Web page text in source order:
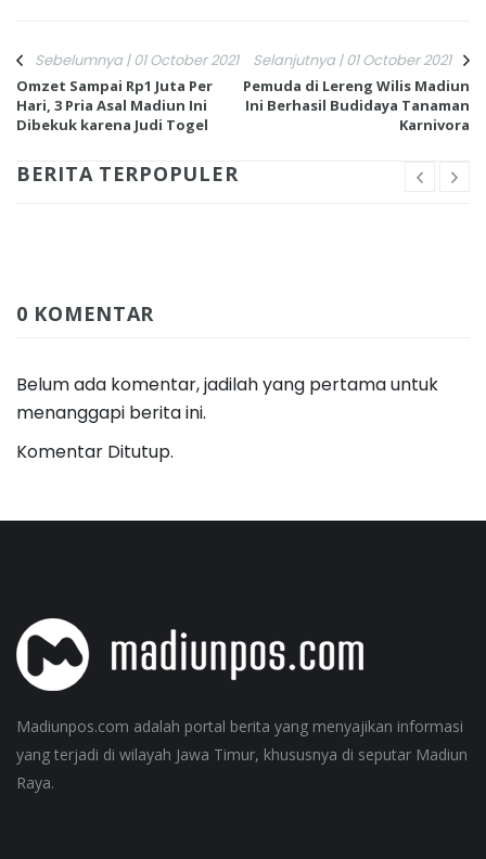
Sebelumnya | 01 October 2021
Omzet Sampai Rp1 Juta Per
Hari, 3 Pria Asal Madiun Ini
Dibekuk karena Judi Togel
Selanjutnya | 01 October 2021
Pemuda di Lereng Wilis Madiun
Ini Berhasil Budidaya Tanaman
Karnivora
BERITA TERPOPULER
0 KOMENTAR
Belum ada komentar, jadilah yang pertama untuk
menanggapi berita ini.
Komentar Ditutup.
Madiunpos.com adalah portal berita yang menyajikan informasi
yang terjadi di wilayah Jawa Timur, khususnya di seputar Madiun
Raya.